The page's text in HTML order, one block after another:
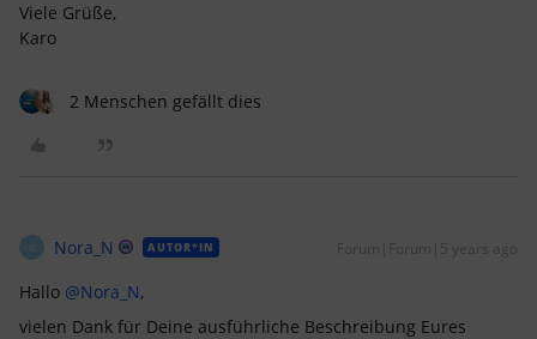
Viele Grüße,
Karo
2 Menschen gefällt dies
N Nora_N AUTOR*IN Forum|Forum|5 years ago
Hallo @Nora_N,
vielen Dank für Deine ausführliche Beschreibung Eures